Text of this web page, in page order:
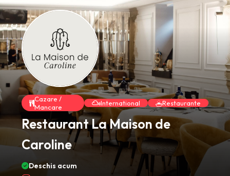
Cazare /
Mancare
International Restaurante
Restaurant La Maison de
Caroline
Deschis acum